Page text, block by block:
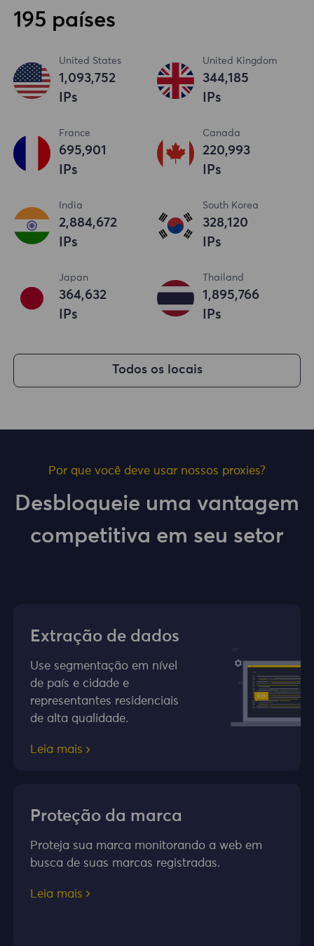
195 países
United States
1,093,753
IPs
United Kingdom
344,186
IPs
France
695,902
IPs
Canada
220,994
IPs
India
2,884,673
IPs
South Korea
328,121
IPs
Japan
364,633
IPs
Thailand
1,895,767
IPs
Todos os locais
Por que você deve usar nossos proxies?
Desbloqueie uma vantagem
competitiva em seu setor
Extração de dados
Use segmentação em nível
de país e cidade e
representantes residenciais
de alta qualidade.
Leia mais
Proteção da marca
Proteja sua marca monitorando a web em
busca de suas marcas registradas.
Leia mais